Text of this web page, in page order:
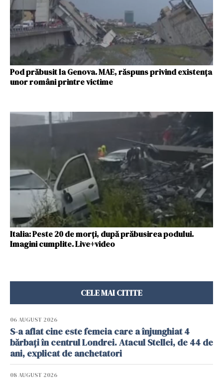
Pod prăbusit la Genova. MAE, răspuns privind existența
unor români printre victime
Italia: Peste 20 de morți, după prăbusirea podului.
Imagini cumplite. Live+video
CELE MAI CITITE
06 AUGUST 2026
S-a aflat cine este femeia care a înjunghiat 4
bărbați în centrul Londrei. Atacul Stellei, de 44 de
ani, explicat de anchetatori
08 AUGUST 2026